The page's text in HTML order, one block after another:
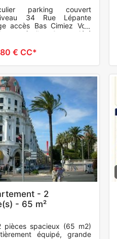
parking couvert
34 Rue Lépante
accès Bas Cimiez Voie
faciles Copropriété
€ CC*
- 2
- 65 m²
pièces spacieux (65 m2)
équipé, grande